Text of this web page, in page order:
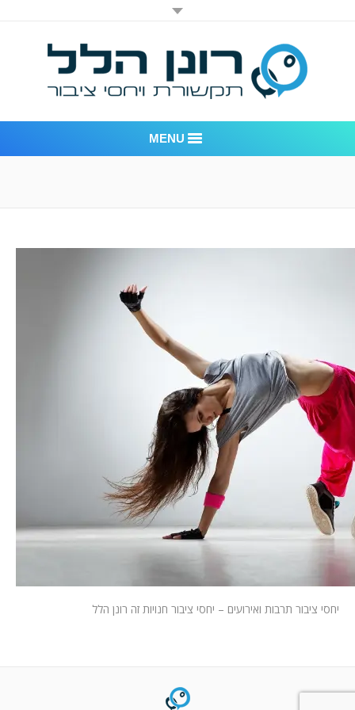
MENU
דוגמאות לעבודות שביצענו
לקוחות – משרד יחסי ציבור רונן הלל
המלצות
ניהול מוניטין
צור קשר
יחסי ציבור תרבות ואירועים – יחסי ציבור חנויות זה רונן הלל